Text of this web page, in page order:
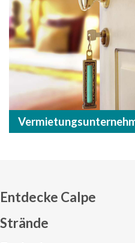
Entdecke Calpe
Strände